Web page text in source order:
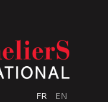
FR EN